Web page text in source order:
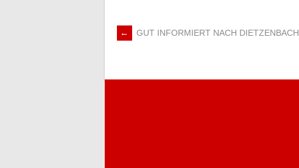
ARTIKEL-
NAVIGATION
← GUT INFORMIERT NACH DIETZENBACH